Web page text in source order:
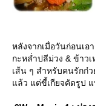
หลังจากเมื่อวันก่อนเอ
กะหล่ำปลีม่วง & ข้าว
เส้น ๆ สำหรับคนรักก๋
ล้ว แต่ขี้เกียจคัดรูป แ